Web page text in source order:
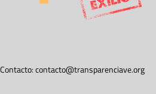
Contacto:contacto@transparenciave.org